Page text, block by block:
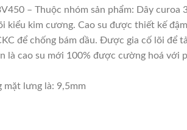
– Thuộc nhóm sản phẩm: Dây curoa
kiểu kim cương. Cao su được thiết kế
để chống bám dầu. Được gia cố lõi để
là cao su mới 100% được cường hoá với
mặt lưng là: 9,5mm